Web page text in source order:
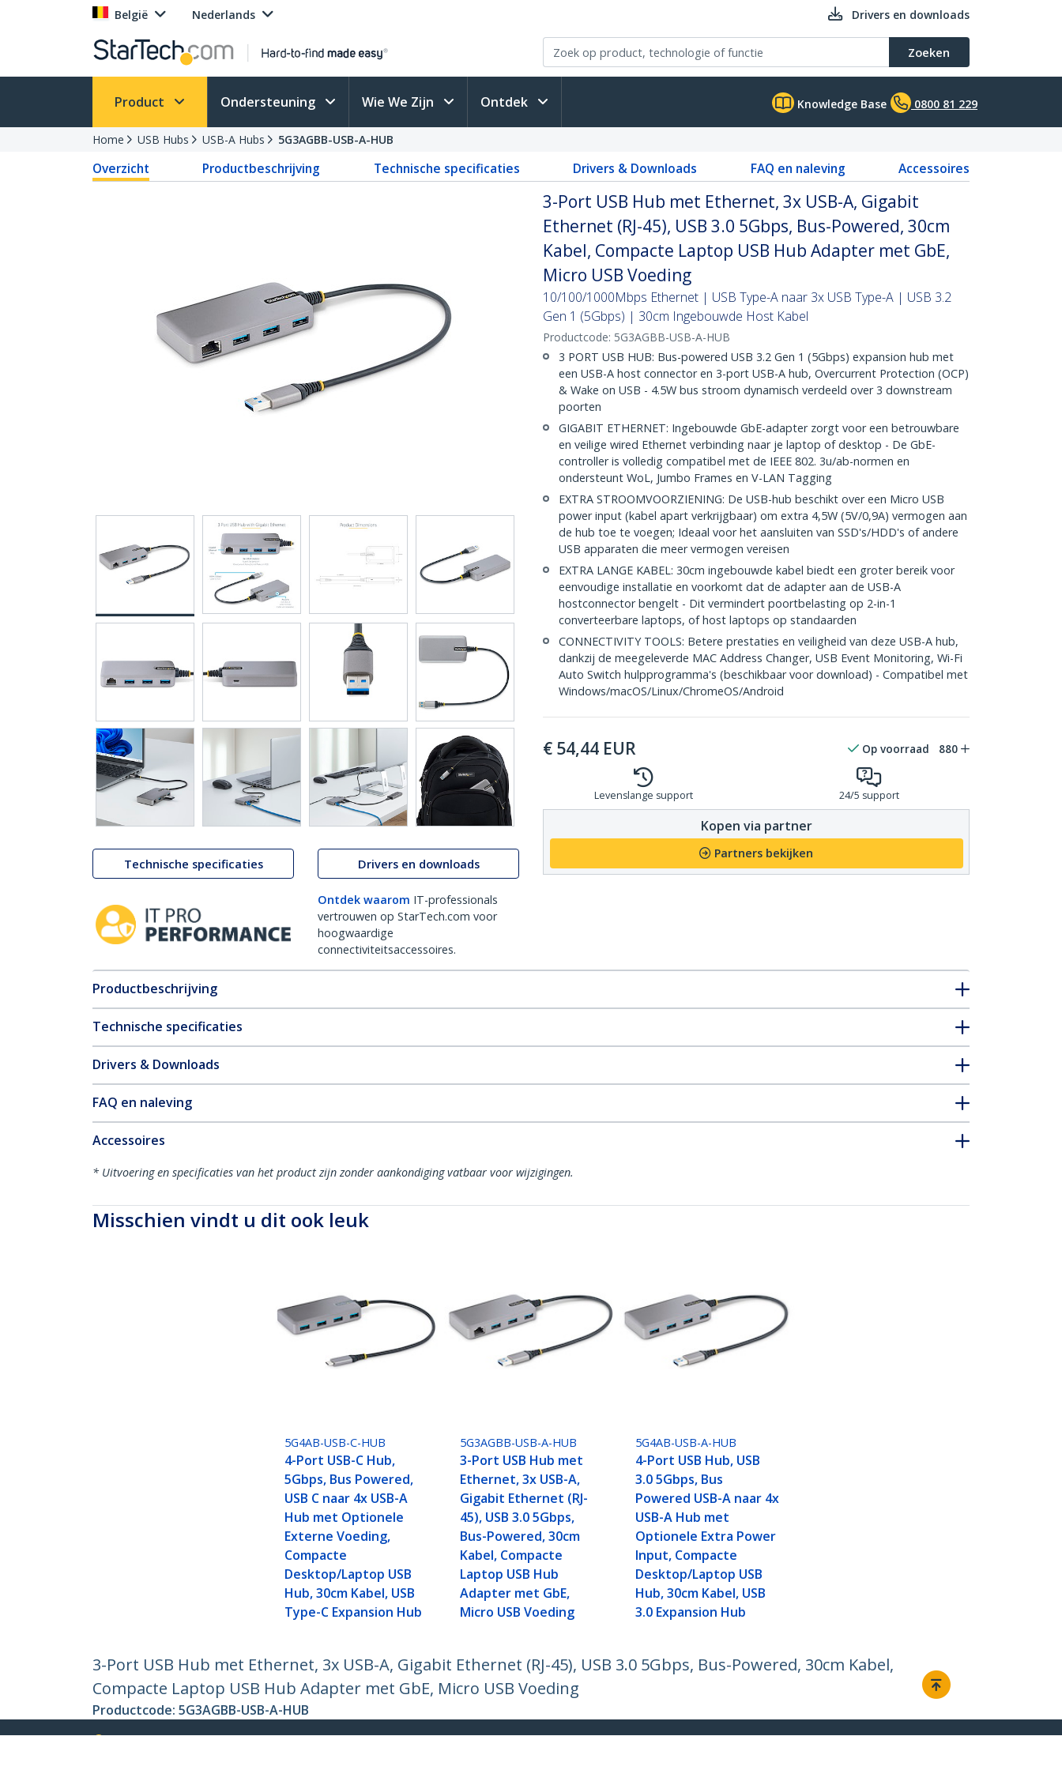
België Nederlands Drivers en downloads
Zoeken
Product Ondersteuning Wie We Zijn Ontdek Knowledge Base 0800 81 229
Home USB Hubs USB-A Hubs 5G3AGBB-USB-A-HUB
Overzicht Productbeschrijving Technische specificaties Drivers & Downloads FAQ en naleving Accessoires
Technische specificaties Drivers en downloads
Ontdek waarom IT-professionals
vertrouwen op StarTech.com voor
hoogwaardige
connectiviteitsaccessoires.
3-Port USB Hub met Ethernet, 3x USB-A, Gigabit
Ethernet (RJ-45), USB 3.0 5Gbps, Bus-Powered, 30cm
Kabel, Compacte Laptop USB Hub Adapter met GbE,
Micro USB Voeding
10/100/1000Mbps Ethernet | USB Type-A naar 3x USB Type-A | USB 3.2
Gen 1 (5Gbps) | 30cm Ingebouwde Host Kabel
Productcode: 5G3AGBB-USB-A-HUB
3 PORT USB HUB: Bus-powered USB 3.2 Gen 1 (5Gbps) expansion hub met
een USB-A host connector en 3-port USB-A hub, Overcurrent Protection (OCP)
& Wake on USB - 4.5W bus stroom dynamisch verdeeld over 3 downstream
poorten
GIGABIT ETHERNET: Ingebouwde GbE-adapter zorgt voor een betrouwbare
en veilige wired Ethernet verbinding naar je laptop of desktop - De GbE-
controller is volledig compatibel met de IEEE 802. 3u/ab-normen en
ondersteunt WoL, Jumbo Frames en V-LAN Tagging
EXTRA STROOMVOORZIENING: De USB-hub beschikt over een Micro USB
power input (kabel apart verkrijgbaar) om extra 4,5W (5V/0,9A) vermogen aan
de hub toe te voegen; Ideaal voor het aansluiten van SSD's/HDD's of andere
USB apparaten die meer vermogen vereisen
EXTRA LANGE KABEL: 30cm ingebouwde kabel biedt een groter bereik voor
eenvoudige installatie en voorkomt dat de adapter aan de USB-A
hostconnector bengelt - Dit vermindert poortbelasting op 2-in-1
converteerbare laptops, of host laptops op standaarden
CONNECTIVITY TOOLS: Betere prestaties en veiligheid van deze USB-A hub,
dankzij de meegeleverde MAC Address Changer, USB Event Monitoring, Wi-Fi
Auto Switch hulpprogramma's (beschikbaar voor download) - Compatibel met
Windows/macOS/Linux/ChromeOS/Android
€ 54,44 EUR Op voorraad 880
Levenslange support 24/5 support
Kopen via partner
Partners bekijken
Productbeschrijving
Technische specificaties
Drivers & Downloads
FAQ en naleving
Accessoires
* Uitvoering en specificaties van het product zijn zonder aankondiging vatbaar voor wijzigingen.
Misschien vindt u dit ook leuk
5G4AB-USB-C-HUB
4-Port USB-C Hub,
5Gbps, Bus Powered,
USB C naar 4x USB-A
Hub met Optionele
Externe Voeding,
Compacte
Desktop/Laptop USB
Hub, 30cm Kabel, USB
Type-C Expansion Hub
5G3AGBB-USB-A-HUB
3-Port USB Hub met
Ethernet, 3x USB-A,
Gigabit Ethernet (RJ-
45), USB 3.0 5Gbps,
Bus-Powered, 30cm
Kabel, Compacte
Laptop USB Hub
Adapter met GbE,
Micro USB Voeding
5G4AB-USB-A-HUB
4-Port USB Hub, USB
3.0 5Gbps, Bus
Powered USB-A naar 4x
USB-A Hub met
Optionele Extra Power
Input, Compacte
Desktop/Laptop USB
Hub, 30cm Kabel, USB
3.0 Expansion Hub
3-Port USB Hub met Ethernet, 3x USB-A, Gigabit Ethernet (RJ-45), USB 3.0 5Gbps, Bus-Powered, 30cm Kabel,
Compacte Laptop USB Hub Adapter met GbE, Micro USB Voeding
Productcode: 5G3AGBB-USB-A-HUB
Become a Partner
StarTech.com Klantenondersteuning Aansluiten